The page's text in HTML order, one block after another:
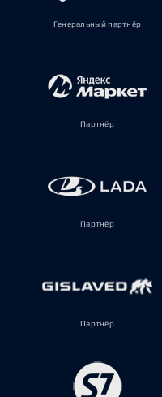
Генеральный партнёр
Партнёр
Партнёр
Партнёр